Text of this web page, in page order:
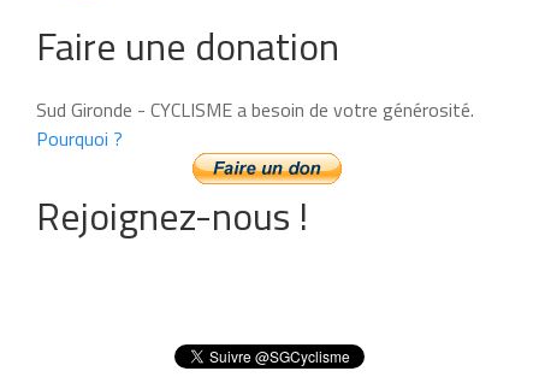
Faire une donation
Sud Gironde - CYCLISME a besoin de votre générosité.
Pourquoi ?
Rejoignez-nous !